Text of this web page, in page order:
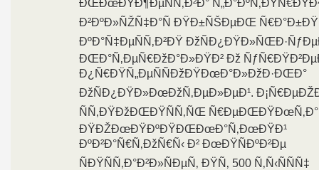
ÐŒÐœÐŸÐ¶ÐµÑÑ‚Ð²Ð°
Ð²ÐºÐ»ÑŽÑ‡Ð°Ñ ÐŸÐ±ÑŠÐµÐŒ
ÐºÐ°Ñ‡ÐµÑÑ‚Ð²ÐŸ
ÐŒÐ°Ñ‚ÐµÑ€ÐžÐ°Ð»ÐŸÐ² Ðž
Ð¿Ñ€ÐŸÑ„ÐµÑÑÐžÐŸÐœÐ°Ð»ÐžÐ·ÐŒÐ°
ÐžÑÐ¿ÐŸÐ»ÐœÐžÑ‚ÐµÐ»ÐµÐ¹.
ÑÑ‚ÐŸÐžÐŒÐŸÑÑ‚ÑŒ Ñ€ÐµÐŒÐŸÐœÑ‚Ð°
ÐŸÐŽÐœÐŸÐºÐŸÐŒÐœÐ°Ñ‚ÐœÐŸÐ¹
ÐºÐ²Ð°Ñ€Ñ‚ÐžÑ€Ñ‹ Ð² ÐœÐŸÑÐºÐ²Ðµ
ÑÐŸÑÑ‚Ð°Ð²Ð»ÑÐµÑ‚ ÐŸÑ‚ 500 Ñ‚Ñ‹ÑÑÑ‡